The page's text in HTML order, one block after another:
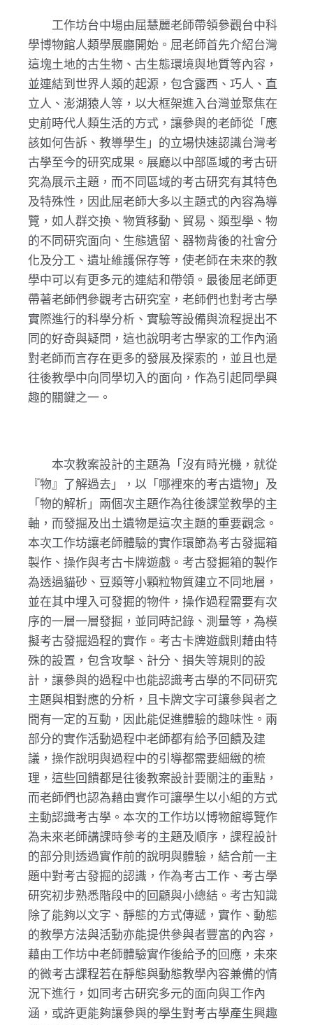
工作坊台中場由屈慧麗老師帶領參觀台中科
學博物館人類學展廳開始。屈老師首先介紹台灣
這塊土地的古生物、古生態環境與地質等內容，
並連結到世界人類的起源，包含露西、巧人、直
立人、澎湖猿人等，以大框架進入台灣並聚焦在
史前時代人類生活的方式，讓參與的老師從「應
該如何告訴、教導學生」的立場快速認識台灣考
古學至今的研究成果。展廳以中部區域的考古研
究為展示主題，而不同區域的考古研究有其特色
及特殊性，因此屈老師大多以主題式的內容為導
覽，如人群交換、物質移動、貿易、類型學、物
的不同研究面向、生態遺留、器物背後的社會分
化及分工、遺址維護保存等，使老師在未來的教
學中可以有更多元的連結和帶領。最後屈老師更
帶著老師們參觀考古研究室，老師們也對考古學
實際進行的科學分析、實驗等設備與流程提出不
同的好奇與疑問，這也說明考古學家的工作內涵
對老師而言存在更多的發展及探索的，並且也是
往後教學中向同學切入的面向，作為引起同學興
趣的關鍵之一。
本次教案設計的主題為「沒有時光機，就從
『物』了解過去」，以「哪裡來的考古遺物」及
「物的解析」兩個次主題作為往後課堂教學的主
軸，而發掘及出土遺物是這次主題的重要觀念。
本次工作坊讓老師體驗的實作環節為考古發掘箱
製作、操作與考古卡牌遊戲。考古發掘箱的製作
為透過貓砂、豆類等小顆粒物質建立不同地層，
並在其中埋入可發掘的物件，操作過程需要有次
序的一層一層發掘，並同時記錄、測量等，為模
擬考古發掘過程的實作。考古卡牌遊戲則藉由特
殊的設置，包含攻擊、計分、損失等規則的設
計，讓參與的過程中也能認識考古學的不同研究
主題與相對應的分析，且卡牌文字可讓參與者之
間有一定的互動，因此能促進體驗的趣味性。兩
部分的實作活動過程中老師都有給予回饋及建
議，操作說明與過程中的引導都需要細緻的梳
理，這些回饋都是往後教案設計要關注的重點，
而老師們也認為藉由實作可讓學生以小組的方式
主動認識考古學。本次的工作坊以博物館導覽作
為未來老師講課時參考的主題及順序，課程設計
的部分則透過實作前的說明與體驗，結合前一主
題中對考古發掘的認識，作為考古工作、考古學
研究初步熟悉階段中的回顧與小總結。考古知識
除了能夠以文字、靜態的方式傳遞，實作、動態
的教學方法與活動亦能提供參與者豐富的內容，
藉由工作坊中老師體驗實作後給予的回應，未來
的微考古課程若在靜態與動態教學內容兼備的情
況下進行，如同考古研究多元的面向與工作內
涵，或許更能夠讓參與的學生對考古學產生興趣